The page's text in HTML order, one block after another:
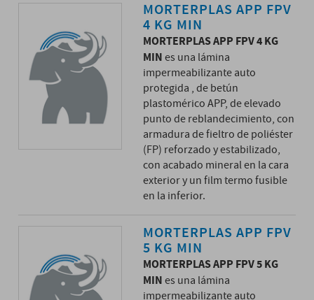
MORTERPLAS APP FPV
4 KG MIN
MORTERPLAS APP FPV 4 KG
MINes una lámina
impermeabilizante auto
protegida , de betún
plastomérico APP, de elevado
punto de reblandecimiento, con
armadura de fieltro de poliéster
(FP) reforzado y estabilizado,
con acabado mineral en la cara
exterior y un film termo fusible
en la inferior.
MORTERPLAS APP FPV
5 KG MIN
MORTERPLAS APP FPV 5 KG
MINes una lámina
impermeabilizante auto